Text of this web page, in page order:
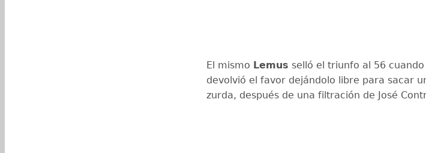
El mismo Lemus selló el triunfo al 56
devolvió el favor dejándolo libre para sacar
zurda, después de una filtración de José